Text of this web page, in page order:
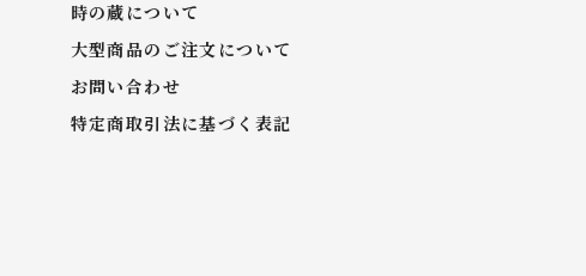
時の蔵について
大型商品のご注文について
お問い合わせ
特定商取引法に基づく表記